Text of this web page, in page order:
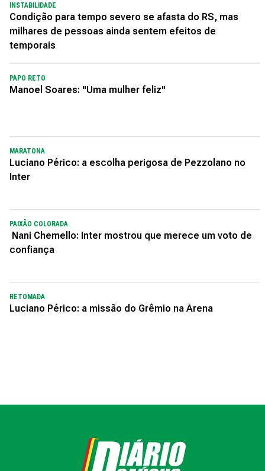
INSTABILIDADE
Condição para tempo severo se afasta do RS, mas
milhares de pessoas ainda sentem efeitos de
temporais
PAPO RETO
Manoel Soares: "Uma mulher feliz"
MARATONA
Luciano Périco: a escolha perigosa de Pezzolano no
Inter
PAIXÃO COLORADA
Nani Chemello: Inter mostrou que merece um voto de
confiança
RETOMADA
Luciano Périco: a missão do Grêmio na Arena